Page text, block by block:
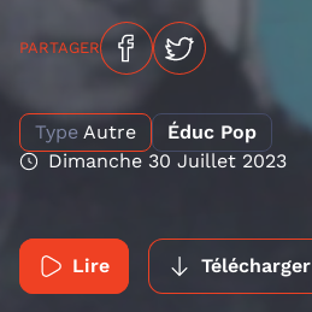
PARTAGER
Type Autre
Éduc Pop
Dimanche 30 Juillet 2023
Lire Télécharger